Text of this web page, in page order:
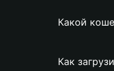
Какой
Как